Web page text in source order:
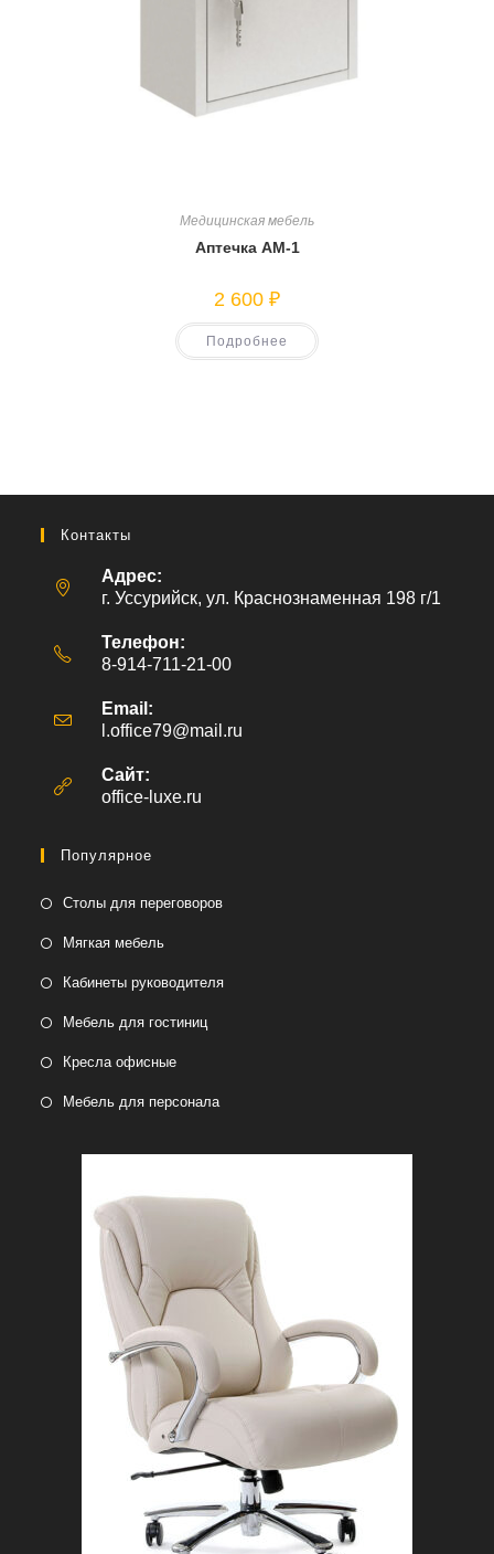
Медицинская мебель
Аптечка АМ-1
2 600 ₽
Подробнее
Контакты
Адрес:
г. Уссурийск, ул. Краснознаменная 198 г/1
Телефон:
8-914-711-21-00
Email:
l.office79@mail.ru
Сайт:
office-luxe.ru
Популярное
Столы для переговоров
Мягкая мебель
Кабинеты руководителя
Мебель для гостиниц
Кресла офисные
Мебель для персонала